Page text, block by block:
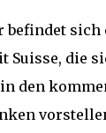
befindet sich
Suisse, die
den